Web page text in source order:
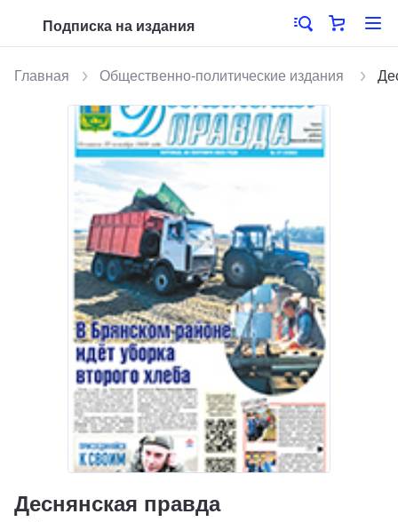
Подписка на издания
Главная Общественно-политические издания
Деснянская правда